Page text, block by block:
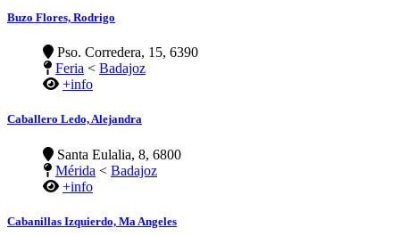
Buzo Flores, Rodrigo
Pso. Corredera, 15, 6390
Feria < Badajoz
+info
Caballero Ledo, Alejandra
Santa Eulalia, 8, 6800
Mérida < Badajoz
+info
Cabanillas Izquierdo, Ma Angeles